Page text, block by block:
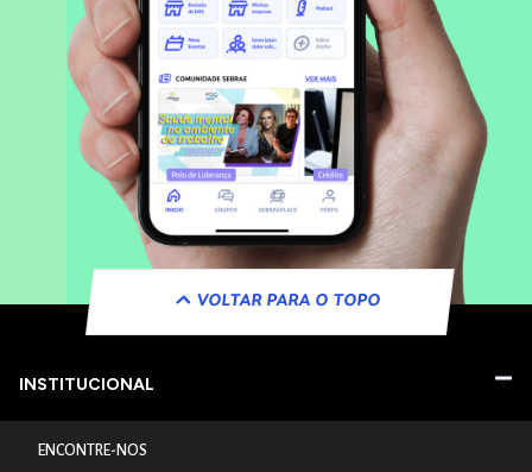
VOLTAR PARA O TOPO
INSTITUCIONAL
ENCONTRE-NOS